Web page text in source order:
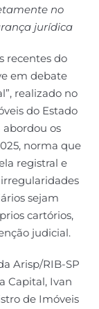
no
jurídica
recentes do
em debate
realizado no
do Estado
abordou os
norma que
registral e
sejam
cartórios,
judicial.
Arisp/RIB-SP
Capital, Ivan
de Imóveis